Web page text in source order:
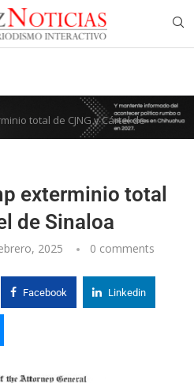
total de CJNG y Cártel de
exterminio total
de Sinaloa
2025 0 comments
Facebook Linkedin